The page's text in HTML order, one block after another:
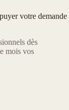
votre demande
dès
mois vos